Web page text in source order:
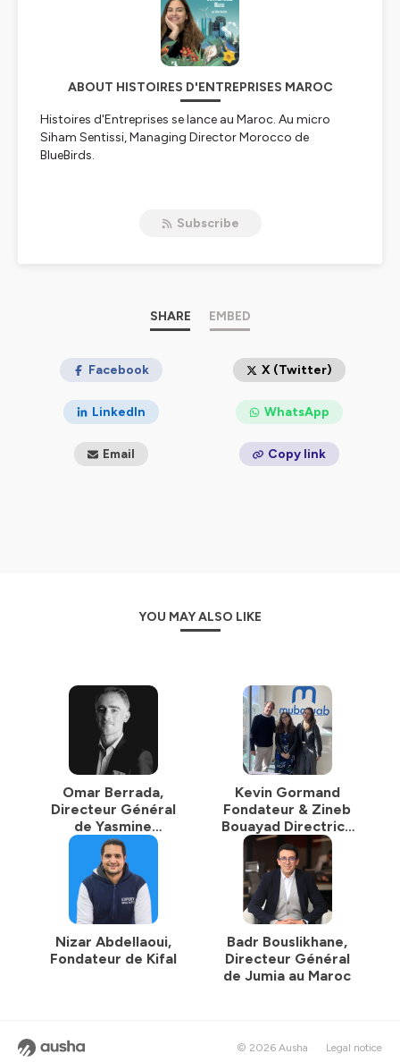
ABOUT HISTOIRES D'ENTREPRISES MAROC
Histoires d'Entreprises se lance au Maroc. Au micro
Siham Sentissi, Managing Director Morocco de
BlueBirds.
Hébergé par Ausha. Visitezausha.co/politique-de-
Subscribe
SHARE EMBED
Facebook X (Twitter)
LinkedIn WhatsApp
Email Copy link
YOU MAY ALSO LIKE
Omar Berrada,
Directeur Général
de Yasmine
Immobilier
Kevin Gormand
Fondateur & Zineb
Bouayad Directrice
Générale de
Mubawab
Nizar Abdellaoui,
Fondateur de Kifal
Badr Bouslikhane,
Directeur Général
de Jumia au Maroc
© 2026 Ausha Legal notice